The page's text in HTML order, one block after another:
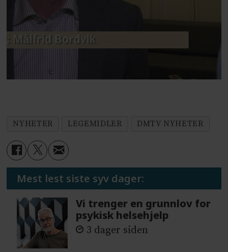
NYHETER LEGEMIDLER DMTV NYHETER
Mest lest siste syv dager:
Vi trenger en grunnlov for
psykisk helsehjelp
3 dager siden